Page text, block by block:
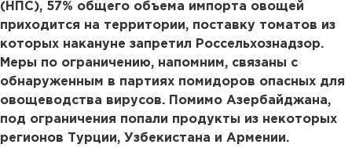
(НПС), 57% общего объема импорта овощей
приходится на территории, поставку томатов из
которых накануне запретил Россельхознадзор.
Меры по ограничению, напомним, связаны с
обнаруженным в партиях помидоров опасных для
овощеводства вирусов. Помимо Азербайджана,
под ограничения попали продукты из некоторых
регионов Турции, Узбекистана и Армении.